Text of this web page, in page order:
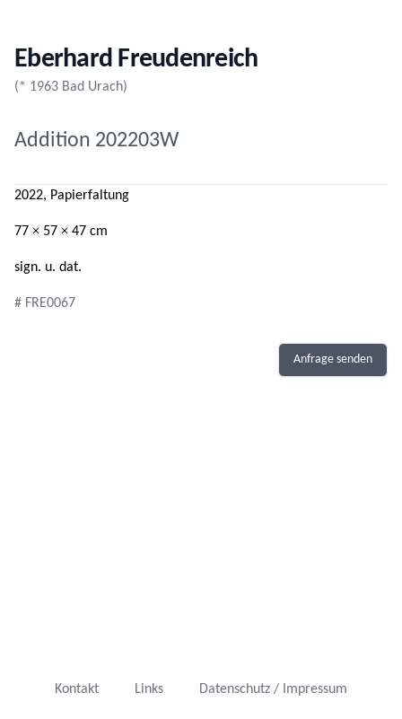
Eberhard Freudenreich
(* 1963 Bad Urach)
Addition 202203W
2022, Papierfaltung
77 × 57 × 47 cm
sign. u. dat.
# FRE0067
Anfrage senden
Kontakt Links Datenschutz / Impressum